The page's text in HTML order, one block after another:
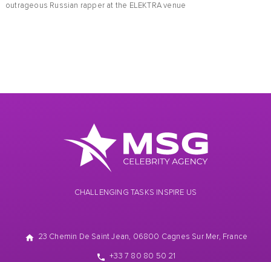
outrageous Russian rapper at the ELEKTRA venue
CHALLENGING TASKS INSPIRE US
23 Chemin De Saint Jean, 06800 Cagnes Sur Mer, France
+33 7 80 80 50 21